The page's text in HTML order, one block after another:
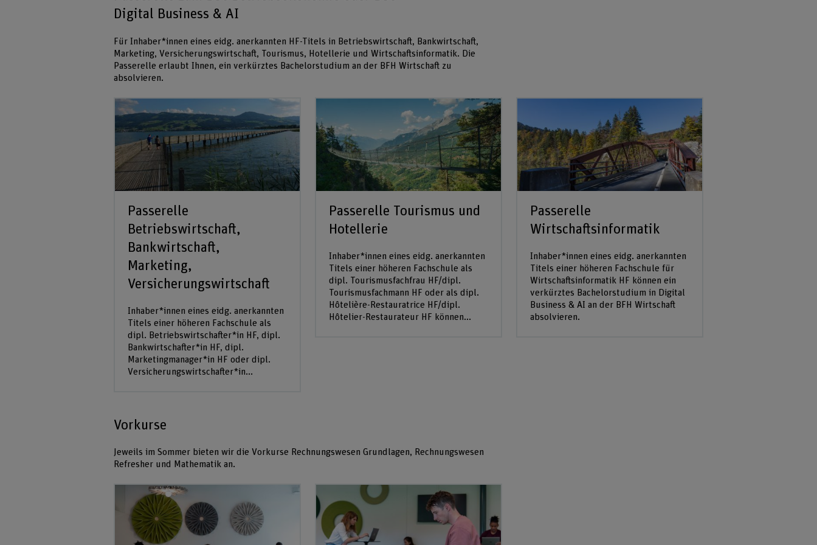
Digital Business & AI
Für Inhaber*innen eines eidg. anerkannten HF-Titels in Betriebswirtschaft, Bankwirtschaft,
Marketing, Versicherungswirtschaft, Tourismus, Hotellerie und Wirtschaftsinformatik. Die
Passerelle erlaubt Ihnen, ein verkürztes Bachelorstudium an der BFH Wirtschaft zu
absolvieren.
Passerelle
Betriebswirtschaft,
Bankwirtschaft,
Marketing,
Versicherungswirtschaft
Inhaber*innen eines eidg. anerkannten
Titels einer höheren Fachschule als
dipl. Betriebswirtschafter*in HF, dipl.
Bankwirtschafter*in HF, dipl.
Marketingmanager*in HF oder dipl.
Versicherungswirtschafter*in...
Passerelle Tourismus und
Hotellerie
Inhaber*innen eines eidg. anerkannten
Titels einer höheren Fachschule als
dipl. Tourismusfachfrau HF/dipl.
Tourismusfachmann HF oder als dipl.
Hôtelière-Restauratrice HF/dipl.
Hôtelier-Restaurateur HF können...
Passerelle
Wirtschaftsinformatik
Inhaber*innen eines eidg. anerkannten
Titels einer höheren Fachschule für
Wirtschaftsinformatik HF können ein
verkürztes Bachelorstudium in Digital
Business & AI an der BFH Wirtschaft
absolvieren.
Vorkurse
Jeweils im Sommer bieten wir die Vorkurse Rechnungswesen Grundlagen, Rechnungswesen
Refresher und Mathematik an.